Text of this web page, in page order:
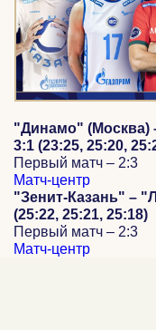
"Динамо" (Москва)
3:1 (23:25, 25:20,
Первый матч – 2:3
Матч-центр
"Зенит-Казань" –
(25:22, 25:21, 25:18)
Первый матч – 2:3
Матч-центр